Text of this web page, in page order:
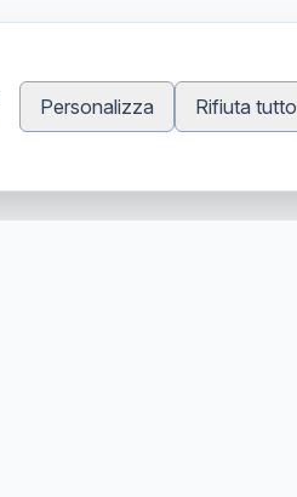
Personalizza Rifiuta tutto